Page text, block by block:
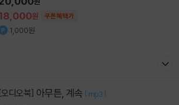
원 쿠폰혜택가
1,000원
[오디오북] 아무튼, 계속 [ mp3 ]